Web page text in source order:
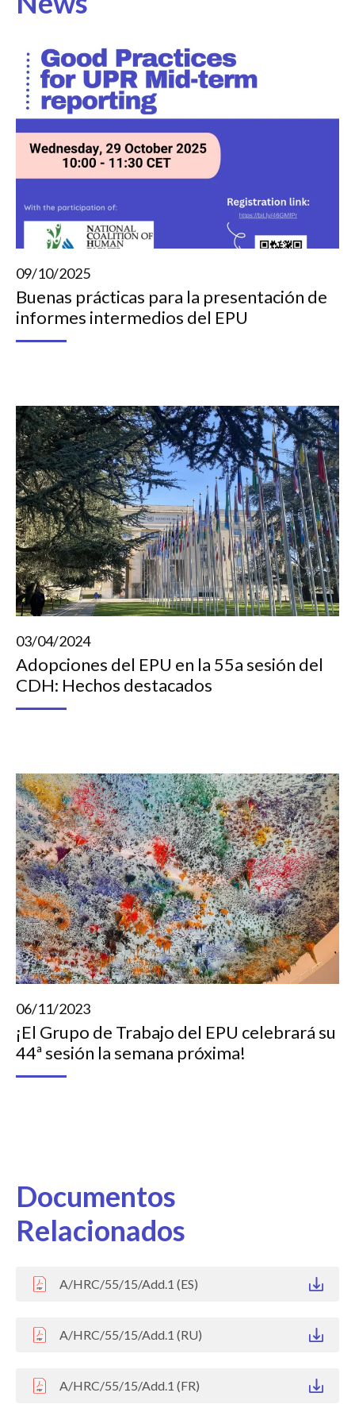
09/10/2025
Buenas prácticas para la presentación de
informes intermedios del EPU
03/04/2024
Adopciones del EPU en la 55a sesión del
CDH: Hechos destacados
06/11/2023
¡El Grupo de Trabajo del EPU celebrará su
44ª sesión la semana próxima!
Documentos
Relacionados
A/HRC/55/15/Add.1 (ES)
A/HRC/55/15/Add.1 (RU)
A/HRC/55/15/Add.1 (FR)